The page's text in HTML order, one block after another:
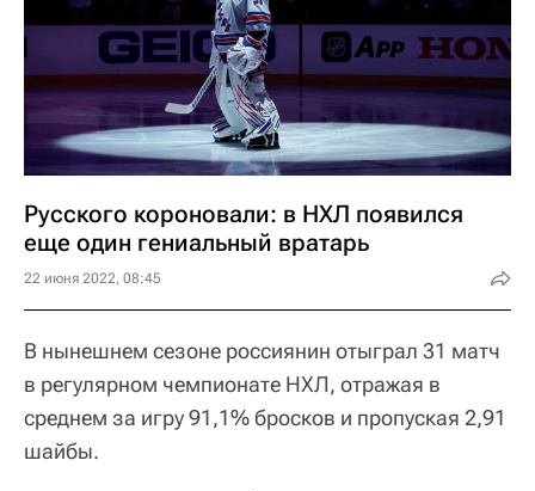
Русского короновали: в НХЛ появился
еще один гениальный вратарь
22 июня 2022, 08:45
В нынешнем сезоне россиянин отыграл 31 матч
в регулярном чемпионате НХЛ, отражая в
среднем за игру 91,1% бросков и пропуская 2,91
шайбы.